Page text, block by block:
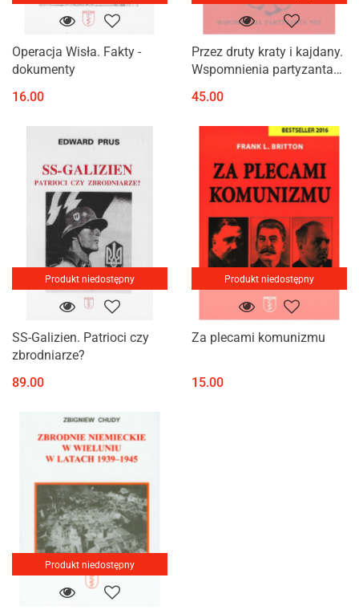
Operacja Wisła. Fakty -
dokumenty
16.00
Przez druty kraty i kajdany.
Wspomnienia partyzanta
45.00
Produkt niedostępny
SS-Galizien. Patrioci czy
zbrodniarze?
89.00
Produkt niedostępny
Za plecami komunizmu
15.00
Produkt niedostępny